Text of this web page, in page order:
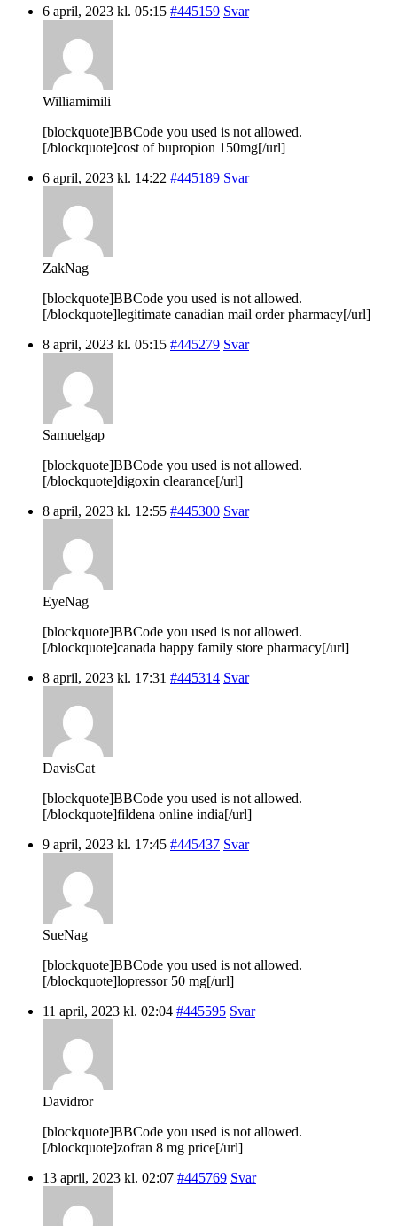
6 april, 2023 kl. 05:15 #445159 Svar
Williamimili
[blockquote]BBCode you used is not allowed.
[/blockquote]cost of bupropion 150mg[/url]
6 april, 2023 kl. 14:22 #445189 Svar
ZakNag
[blockquote]BBCode you used is not allowed.
[/blockquote]legitimate canadian mail order pharmacy[/url]
8 april, 2023 kl. 05:15 #445279 Svar
Samuelgap
[blockquote]BBCode you used is not allowed.
[/blockquote]digoxin clearance[/url]
8 april, 2023 kl. 12:55 #445300 Svar
EyeNag
[blockquote]BBCode you used is not allowed.
[/blockquote]canada happy family store pharmacy[/url]
8 april, 2023 kl. 17:31 #445314 Svar
DavisCat
[blockquote]BBCode you used is not allowed.
[/blockquote]fildena online india[/url]
9 april, 2023 kl. 17:45 #445437 Svar
SueNag
[blockquote]BBCode you used is not allowed.
[/blockquote]lopressor 50 mg[/url]
11 april, 2023 kl. 02:04 #445595 Svar
Davidror
[blockquote]BBCode you used is not allowed.
[/blockquote]zofran 8 mg price[/url]
13 april, 2023 kl. 02:07 #445769 Svar